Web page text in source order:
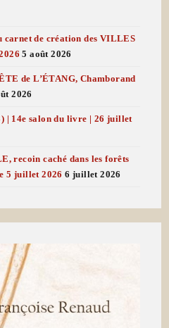
carnet de création des VILLES
5 août 2026
de L’ÉTANG, Chamborand
2026
| 14e salon du livre | 26 juillet
recoin caché dans les forêts
5 juillet 2026 6 juillet 2026